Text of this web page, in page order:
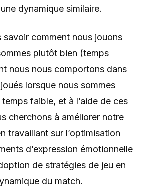
dynamique similaire.
savoir comment nous jouons
plutôt bien (temps
nous nous comportons dans
lorsque nous sommes
faible, et à l’aide de ces
cherchons à améliorer notre
travaillant sur l’optimisation
d’expression émotionnelle
de stratégies de jeu en
du match.